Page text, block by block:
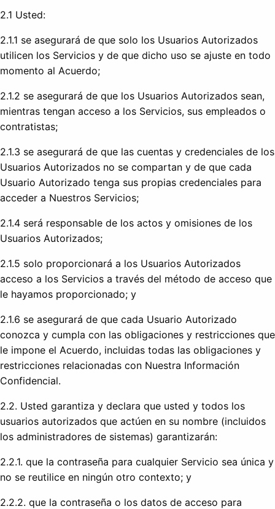
2.1 Usted:
2.1.1 se asegurará de que solo los Usuarios Autorizados
utilicen los Servicios y de que dicho uso se ajuste en todo
momento al Acuerdo;
2.1.2 se asegurará de que los Usuarios Autorizados sean,
mientras tengan acceso a los Servicios, sus empleados o
contratistas;
2.1.3 se asegurará de que las cuentas y credenciales de los
Usuarios Autorizados no se compartan y de que cada
Usuario Autorizado tenga sus propias credenciales para
acceder a Nuestros Servicios;
2.1.4 será responsable de los actos y omisiones de los
Usuarios Autorizados;
2.1.5 solo proporcionará a los Usuarios Autorizados
acceso a los Servicios a través del método de acceso que
le hayamos proporcionado; y
2.1.6 se asegurará de que cada Usuario Autorizado
conozca y cumpla con las obligaciones y restricciones que
le impone el Acuerdo, incluidas todas las obligaciones y
restricciones relacionadas con Nuestra Información
Confidencial.
2.2. Usted garantiza y declara que usted y todos los
usuarios autorizados que actúen en su nombre (incluidos
los administradores de sistemas) garantizarán:
2.2.1. que la contraseña para cualquier Servicio sea única y
no se reutilice en ningún otro contexto; y
2.2.2. que la contraseña o los datos de acceso para